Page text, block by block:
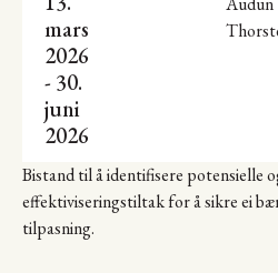
mars
2026
- 30.
juni
2026
Bistand til å identifisere potensielle
effektiviseringstiltak for å sikre ei
tilpasning.